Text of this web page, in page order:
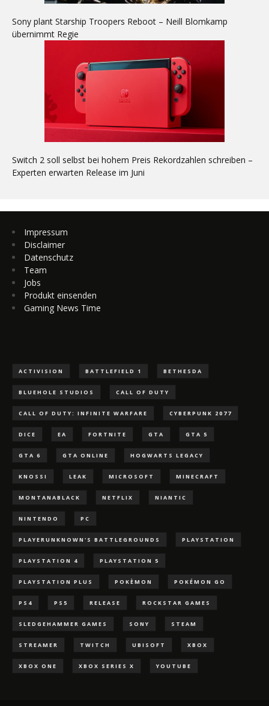
Sony plant Starship Troopers Reboot – Neill Blomkamp
übernimmt Regie
Switch 2 soll selbst bei hohem Preis Rekordzahlen schreiben –
Experten erwarten Release im Juni
Impressum
Disclaimer
Datenschutz
Team
Jobs
Produkt einsenden
Gaming News Time
ACTIVISION BATTLEFIELD 1 BETHESDA
BLUEHOLE STUDIOS CALL OF DUTY
CALL OF DUTY: INFINITE WARFARE CYBERPUNK 2077
DICE EA FORTNITE GTA GTA 5
GTA 6 GTA ONLINE HOGWARTS LEGACY
KNOSSI LEAK MICROSOFT MINECRAFT
MONTANABLACK NETFLIX NIANTIC
NINTENDO PC
PLAYERUNKNOWN'S BATTLEGROUNDS PLAYSTATION
PLAYSTATION 4 PLAYSTATION 5
PLAYSTATION PLUS POKÈMON POKÉMON GO
PS4 PS5 RELEASE ROCKSTAR GAMES
SLEDGEHAMMER GAMES SONY STEAM
STREAMER TWITCH UBISOFT XBOX
XBOX ONE XBOX SERIES X YOUTUBE